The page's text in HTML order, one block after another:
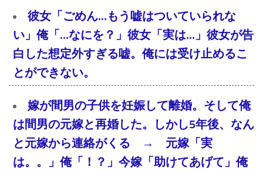
彼女「ごめん…もう嘘はついていられな
い」俺「…なにを？」彼女「実は…」彼女が告
白した想定外すぎる嘘。俺には受け止めるこ
とができない。
嫁が間男の子供を妊娠して離婚。そして俺
は間男の元嫁と再婚した。しかし5年後、なん
と元嫁から連絡がくる → 元嫁「実
は。。」俺「！？」今嫁「助けてあげて」俺